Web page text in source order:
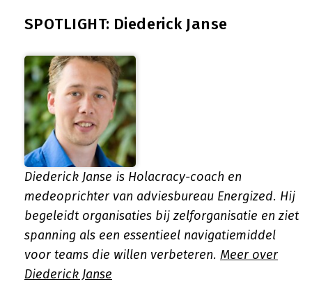
SPOTLIGHT: Diederick Janse
Diederick Janse is Holacracy-coach en
medeoprichter van adviesbureau Energized. Hij
begeleidt organisaties bij zelforganisatie en ziet
spanning als een essentieel navigatiemiddel
voor teams die willen verbeteren. Meer over
Diederick Janse